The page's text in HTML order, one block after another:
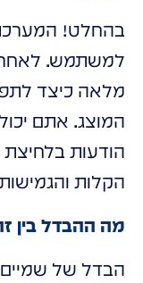
בהחלט! המערכת
למשתמש.
מלאה כיצד
המוצג. אתם
הודעות
הקלות
מה ההבדל בין
הבדל של שמיים